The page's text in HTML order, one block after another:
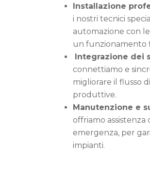
Installazione
i nostri tecnici
automazione con
un funzionamento
Integrazione dei
connettiamo e
migliorare il flusso
produttive.
Manutenzione e
offriamo
emergenza, per
impianti.